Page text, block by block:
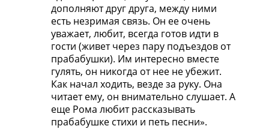
дополняют друг друга, между ними
есть незримая связь. Он ее очень
уважает, любит, всегда готов идти в
гости (живет через пару подъездов от
прабабушки). Им интересно вместе
гулять, он никогда от нее не убежит.
Как начал ходить, везде за руку. Она
читает ему, он внимательно слушает. А
еще Рома любит рассказывать
прабабушке стихи и петь песни».